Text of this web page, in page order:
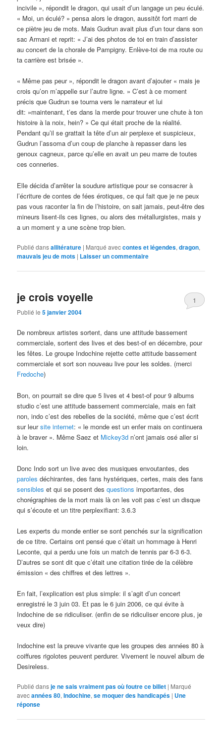
incivile », répondit le dragon, qui usait d’un langage un peu éculé.
« Moi, un éculé? » pensa alors le dragon, aussitôt fort marri de
ce piètre jeu de mots. Mais Gudrun avait plus d’un tour dans son
sac Armani et reprit: « J’ai des photos de toi en train d’assister
au concert de la chorale de Pampigny. Enlève-toi de ma route ou
ta carrière est brisée ».
« Même pas peur », répondit le dragon avant d’ajouter « mais je
crois qu’on m’appelle sur l’autre ligne. » C’est à ce moment
précis que Gudrun se tourna vers le narrateur et lui
dit: »maintenant, t’es dans la merde pour trouver une chute à ton
histoire à la noix, hein? » Ce qui était proche de la réalité.
Pendant qu’il se grattait la tête d’un air perplexe et suspicieux,
Gudrun l’assoma d’un coup de planche à repasser dans les
genoux cagneux, parce qu’elle en avait un peu marre de toutes
ces conneries.
Elle décida d’arrêter la soudure artistique pour se consacrer à
l’écriture de contes de fées érotiques, ce qui fait que je ne peux
pas vous raconter la fin de l’histoire, on sait jamais, peut-être des
mineurs lisent-ils ces lignes, ou alors des métallurgistes, mais y
a un moment y a une scène trop bien.
Publié dansallitérature | Marqué aveccontes et légendes,dragon,
mauvais jeu de mots | Laisser un commentaire
je crois voyelle
Publié le5 janvier 2004
1
De nombreux artistes sortent, dans une attitude bassement
commerciale, sortent des lives et des best-of en décembre, pour
les fêtes. Le groupe Indochine rejette cette attitude bassement
commerciale et sort son nouveau live pour les soldes. (merci
Fredoche)
Bon, on pourrait se dire que 5 lives et 4 best-of pour 9 albums
studio c’est une attitude bassement commerciale, mais en fait
non, indo c’est des rebelles de la société, même que c’est écrit
sur leursite internet: « le monde est un enfer mais on continuera
à le braver ». Même Saez et Mickey3d n’ont jamais osé aller si
loin.
Donc Indo sort un live avec des musiques envoutantes, des
paroles déchirantes, des fans hystériques, certes, mais des fans
sensibleset qui se posent desquestionsimportantes, des
chorégraphies de la mort mais là on les voit pas c’est un disque
qui s’écoute et un titre perplexifiant: 3.6.3
Les experts du monde entier se sont penchés sur la signification
de ce titre. Certains ont pensé que c’était un hommage à Henri
Leconte, qui a perdu une fois un match de tennis par 6-3 6-3.
D’autres se sont dit que c’était une citation tirée de la célèbre
émission « des chiffres et des lettres ».
En fait, l’explication est plus simple: il s’agit d’un concert
enregistré le 3 juin 03. Et pas le 6 juin 2006, ce qui évite à
Indochine de se ridiculiser. (enfin de se ridiculiser encore plus, je
veux dire)
Indochine est la preuve vivante que les groupes des années 80 à
coiffures rigolotes peuvent perdurer. Vivement le nouvel album de
Desireless.
Publié dansje ne sais vraiment pas où foutre ce billet | Marqué
avecannées 80,Indochine,se moquer des handicapés | Une
réponse